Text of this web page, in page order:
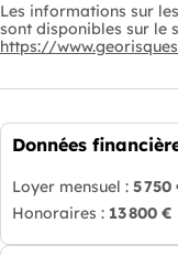
Les informations sur
sont disponibles sur le
https://
Données
Loyer mensuel : 5 750
Honoraires : 13 800 €